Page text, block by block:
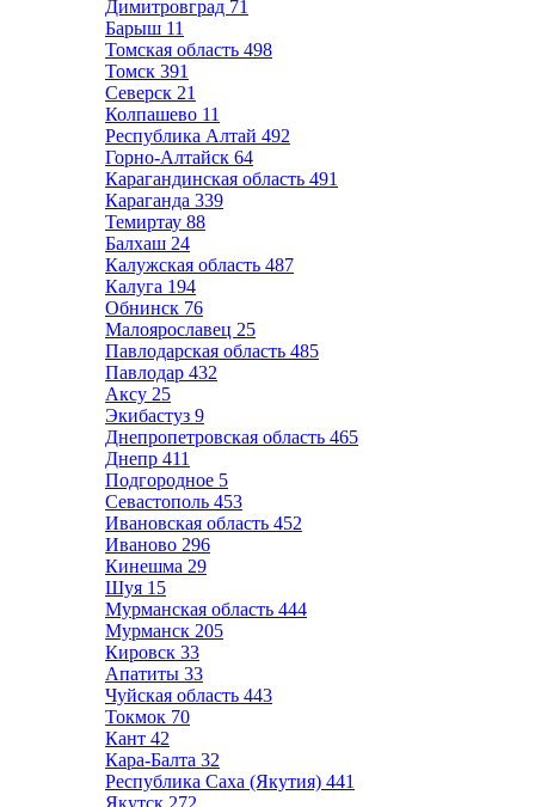
Димитровград 71
Барыш 11
Томская область 498
Томск 391
Северск 21
Колпашево 11
Республика Алтай 492
Горно-Алтайск 64
Карагандинская область 491
Караганда 339
Темиртау 88
Балхаш 24
Калужская область 487
Калуга 194
Обнинск 76
Малоярославец 25
Павлодарская область 485
Павлодар 432
Аксу 25
Экибастуз 9
Днепропетровская область 465
Днепр 411
Подгородное 5
Севастополь 453
Ивановская область 452
Иваново 296
Кинешма 29
Шуя 15
Мурманская область 444
Мурманск 205
Кировск 33
Апатиты 33
Чуйская область 443
Токмок 70
Кант 42
Кара-Балта 32
Республика Саха (Якутия) 441
Якутск 272